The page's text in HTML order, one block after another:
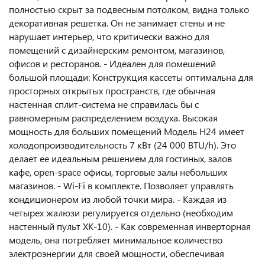
полностью скрыт за подвесным потолком, видна только
декоративная решетка. Он не занимает стены и не
нарушает интерьер, что критически важно для
помещений с дизайнерским ремонтом, магазинов,
офисов и ресторанов. - Идеален для помешений
большой площади: Конструкция кассеты оптимальна для
просторных открытых пространств, где обычная
настенная сплит-система не справилась бы с
равномерным распределением воздуха. Высокая
мощность для больших помещений Модель H24 имеет
холодопроизводительность 7 кВт (24 000 BTU/h). Это
делает ее идеальным решением для гостиных, залов
кафе, open-space офисы, торговые залы небольших
магазинов. - Wi-Fi в комплекте. Позволяет управлять
кондиционером из любой точки мира. - Каждая из
четырех жалюзи регулируется отдельно (необходим
настенный пульт XK-10). - Как современная инверторная
модель, она потребляет минимальное количество
электроэнергии для своей мощности, обеспечивая